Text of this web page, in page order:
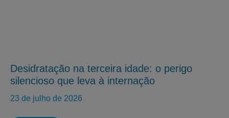
Desidratação na terceira idade: o perigo
silencioso que leva à internação
23 de julho de 2026